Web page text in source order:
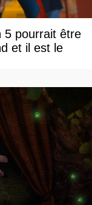
5 pourrait être
il est le